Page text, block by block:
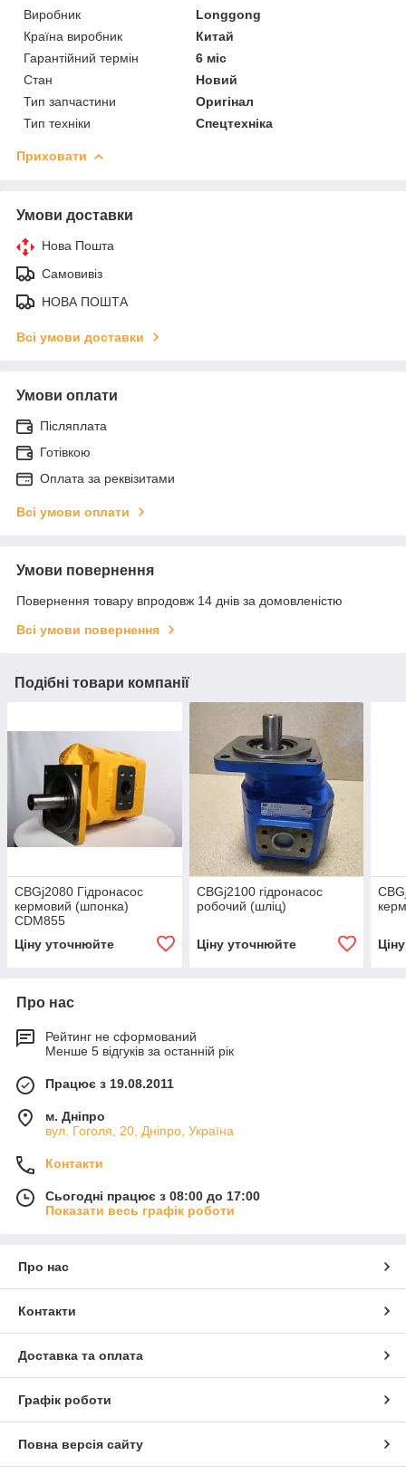
Виробник
Longgong
Країна виробник
Китай
Гарантійний термін
6 міс
Стан
Новий
Тип запчастини
Оригінал
Тип техніки
Спецтехніка
Приховати
Умови доставки
Нова Пошта
Самовивіз
НОВА ПОШТА
Всі умови доставки
Умови оплати
Післяплата
Готівкою
Оплата за реквізитами
Всі умови оплати
Умови повернення
Повернення товару впродовж 14 днів за домовленістю
Всі умови повернення
Подібні товари компанії
CBGj2080 Гідронасос
кермовий (шпонка)
CDM855
Ціну уточнюйте
CBGj2100 гідронасос
робочий (шліц)
Ціну уточнюйте
Про нас
Рейтинг не сформований
Менше 5 відгуків за останній рік
Працює з 19.08.2011
м. Дніпро
вул. Гоголя, 20, Дніпро, Україна
Контакти
Сьогодні працює з 08:00 до 17:00
Показати весь графік роботи
Про нас
Контакти
Доставка та оплата
Графік роботи
Повна версія сайту